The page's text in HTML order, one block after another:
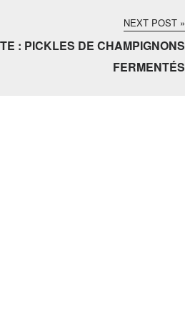
NEXT POST »
: PICKLES DE CHAMPIGNONS
FERMENTÉS